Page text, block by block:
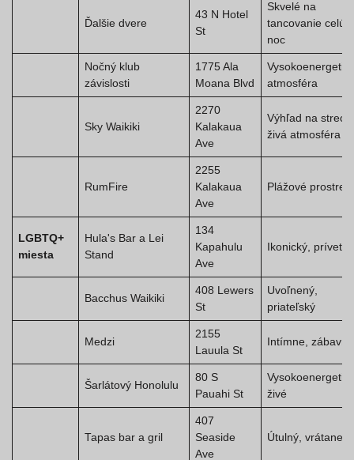
Ďalšie dvere
43 N Hotel
St
Skvelé na
tancovanie celú
noc
Nočný klub
závislosti
1775 Ala
Moana Blvd
atmosféra
Sky Waikiki
2270
Kalakaua
Ave
Výhľad na
živá atmosféra
RumFire
2255
Kalakaua
Ave
Plážové
LGBTQ+
miesta
Hula's Bar a Lei
Stand
134
Kapahulu
Ave
Ikonický,
Bacchus Waikiki
408 Lewers
St
Uvoľnený,
priateľský
Medzi
2155
Lauula St
Intímne, zábavné
Šarlátový Honolulu
80 S
Pauahi St
živé
Tapas bar a gril
407
Seaside
Ave
Útulný, vrátane